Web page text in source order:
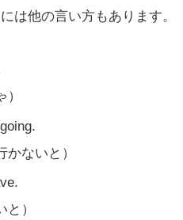
は他の言い方もあります。
）
かないと）
と）